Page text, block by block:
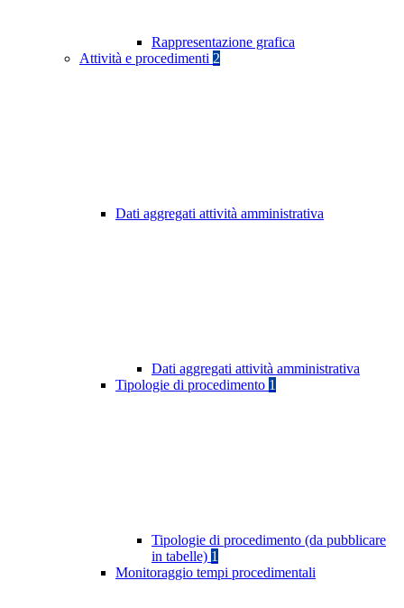
Rappresentazione grafica
Attività e procedimenti 2
Dati aggregati attività amministrativa
Dati aggregati attività amministrativa
Tipologie di procedimento 1
Tipologie di procedimento (da pubblicare
in tabelle) 1
Monitoraggio tempi procedimentali